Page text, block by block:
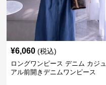
¥6,060 (税込)
ロングワンピース デニム カジュ
アル前開きデニムワンピース